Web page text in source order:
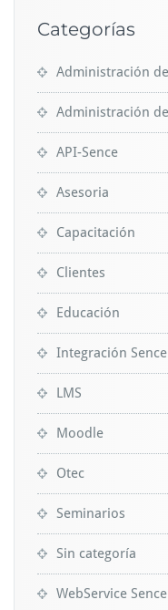
Categorías
Administración
Administración
API-Sence
Asesoria
Capacitación
Clientes
Educación
Integración Sence
LMS
Moodle
Otec
Seminarios
Sin categoría
WebService Sence